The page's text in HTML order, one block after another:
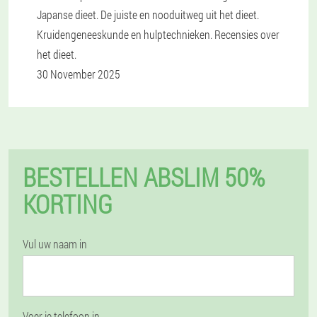
Japanse dieet. De juiste en nooduitweg uit het dieet.
Kruidengeneeskunde en hulptechnieken. Recensies over
het dieet.
30 November 2025
BESTELLEN ABSLIM 50%
KORTING
Vul uw naam in